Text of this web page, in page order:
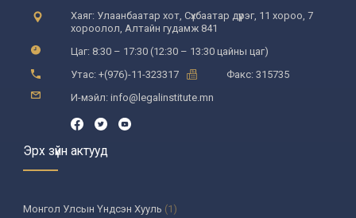
Хаяг: Улаанбаатар хот, Сүхбаатар дүүрэг, 11 хороо, 7
хороолол, Алтайн гудамж 841
Цаг: 8:30 – 17:30 (12:30 – 13:30 цайны цаг)
Утас: +(976)-11-323317
Факс: 315735
И-мэйл: info@legalinstitute.mn
Эрх зүйн актууд
Монгол Улсын Үндсэн Хууль (1)